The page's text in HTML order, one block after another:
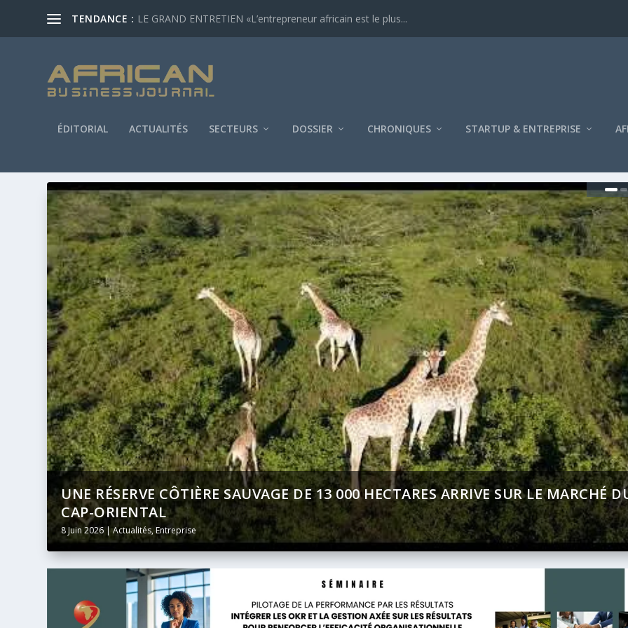
TENDANCE : LE GRAND ENTRETIEN «L’entrepreneur africain est le plus...
ÉDITORIAL ACTUALITÉS SECTEURS DOSSIER CHRONIQUES STARTUP & ENTREPRISE
BANQUE AFRICAINE DE DÉVELOPPEMENT (BAD) – ASSEMBLÉE ANNUELLES 2026 :
DIFFUSION INTÉGRALE ET EN DIRECT SUR AFRICA 24
24 Mai 2026|Actualités,Entreprise